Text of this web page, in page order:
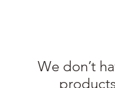
We don’t